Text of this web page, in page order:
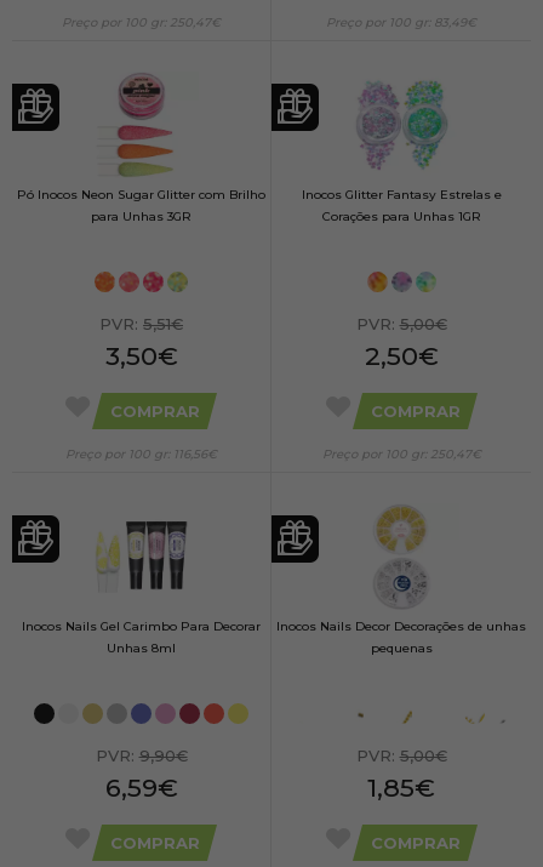
Preço por 100 gr: 250,47€ Preço por 100 gr: 83,49€
Pó Inocos Neon Sugar Glitter com Brilho
para Unhas 3GR
PVR: 5,51€
3,50€
COMPRAR
Preço por 100 gr: 116,56€
Inocos Glitter Fantasy Estrelas e
Corações para Unhas 1GR
PVR:5,00€
2,50€
COMPRAR
Preço por 100 gr: 250,47€
Inocos Nails Gel Carimbo Para Decorar
Unhas 8ml
PVR:9,90€
6,59€
COMPRAR
Inocos Nails Decor Decorações de unhas
pequenas
PVR:5,00€
1,85€
COMPRAR